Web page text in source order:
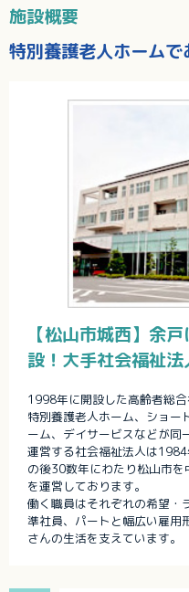
施設概要
特別養護老人ホームで
【松山市城西】余
設！大手社会福祉法
1998年に開設した高齢者総合
特別養護老人ホーム、ショー
ーム、デイサービスなどが同
運営する社会福祉法人は
の後30数年にわたり松山市
を運営しております。
働く職員はそれぞれの希望・
準社員、パートと幅広い雇用
さんの生活を支えています。